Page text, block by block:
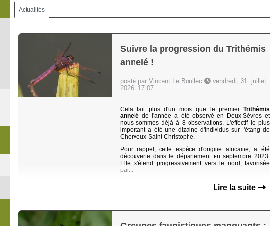
Actualités
Suivre la progression du Trithémis
annelé !
posté par Vincent Le Boullec
vendredi, 31. juillet
2026, 17:07
Cela fait plus d'un mois que le premier Trithémis
annelé de l'année a été observé en Deux-Sèvres et
nous sommes déjà à 8 observations. L'effectif le plus
important a été une dizaine d'individus sur l'étang de
Cherveux-Saint-Christophe.
Pour rappel, cette espèce d'origine africaine, a été
découverte dans le département en septembre 2023.
Elle s'étend progressivement vers le nord, favorisée
par...
Lire la suite